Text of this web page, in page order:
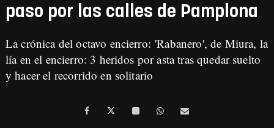
paso por las calles de Pamplona
La crónica del octavo encierro: 'Rabanero', de Miura, la
lía en el encierro: 3 heridos por asta tras quedar suelto
y hacer el recorrido en solitario